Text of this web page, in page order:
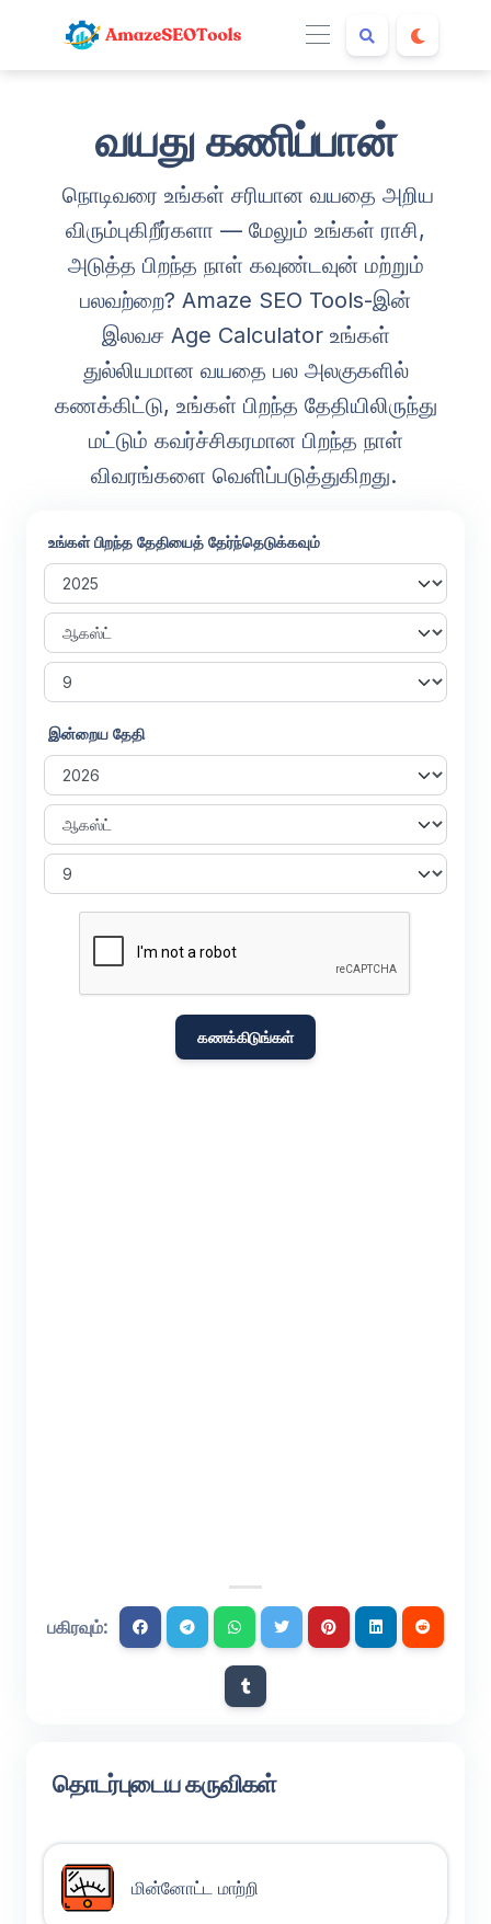
வயது கணிப்பான்
நொடிவரை உங்கள் சரியான வயதை அறிய
விரும்புகிறீர்களா — மேலும் உங்கள் ராசி,
அடுத்த பிறந்த நாள் கவுண்டவுன் மற்றும்
பலவற்றை? Amaze SEO Tools-இன்
இலவச Age Calculator உங்கள்
துல்லியமான வயதை பல அலகுகளில்
கணக்கிட்டு, உங்கள் பிறந்த தேதியிலிருந்து
மட்டும் கவர்ச்சிகரமான பிறந்த நாள்
விவரங்களை வெளிப்படுத்துகிறது.
உங்கள் பிறந்த தேதியைத் தேர்ந்தெடுக்கவும்
இன்றைய தேதி
கணக்கிடுங்கள்
பகிரவும்:
தொடர்புடைய கருவிகள்
மின்னோட்ட மாற்றி